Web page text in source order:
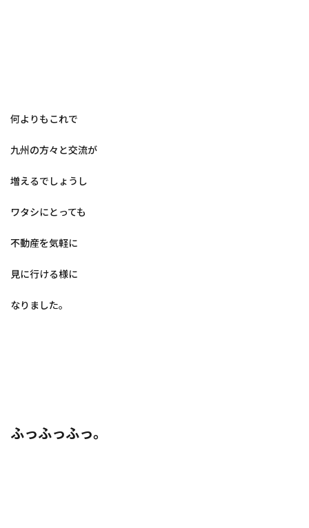
何よりもこれで
九州の方々と交流が
増えるでしょうし
ワタシにとっても
不動産を気軽に
見に行ける様に
なりました。
ふっふっふっ。